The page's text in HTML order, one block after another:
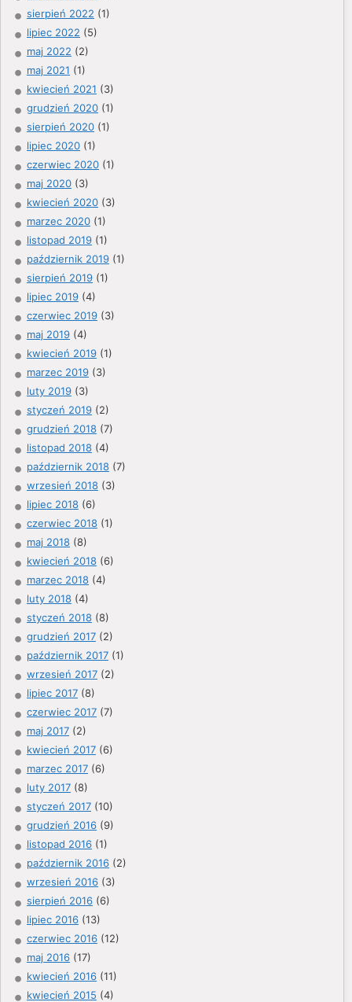
sierpień 2022 (1)
lipiec 2022 (5)
maj 2022 (2)
maj 2021 (1)
kwiecień 2021 (3)
grudzień 2020 (1)
sierpień 2020 (1)
lipiec 2020 (1)
czerwiec 2020 (1)
maj 2020 (3)
kwiecień 2020 (3)
marzec 2020 (1)
listopad 2019 (1)
październik 2019 (1)
sierpień 2019 (1)
lipiec 2019 (4)
czerwiec 2019 (3)
maj 2019 (4)
kwiecień 2019 (1)
marzec 2019 (3)
luty 2019 (3)
styczeń 2019 (2)
grudzień 2018 (7)
listopad 2018 (4)
październik 2018 (7)
wrzesień 2018 (3)
lipiec 2018 (6)
czerwiec 2018 (1)
maj 2018 (8)
kwiecień 2018 (6)
marzec 2018 (4)
luty 2018 (4)
styczeń 2018 (8)
grudzień 2017 (2)
październik 2017 (1)
wrzesień 2017 (2)
lipiec 2017 (8)
czerwiec 2017 (7)
maj 2017 (2)
kwiecień 2017 (6)
marzec 2017 (6)
luty 2017 (8)
styczeń 2017 (10)
grudzień 2016 (9)
listopad 2016 (1)
październik 2016 (2)
wrzesień 2016 (3)
sierpień 2016 (6)
lipiec 2016 (13)
czerwiec 2016 (12)
maj 2016 (17)
kwiecień 2016 (11)
kwiecień 2015 (4)